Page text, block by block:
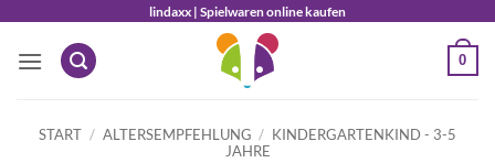
springen
lindaxx | Spielwaren online kaufen
0
START / ALTERSEMPFEHLUNG / KINDERGARTENKIND - 3-5
JAHRE